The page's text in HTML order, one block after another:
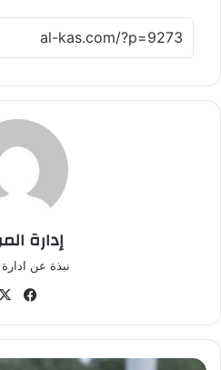
إدارة
نبذة عن
في
وك